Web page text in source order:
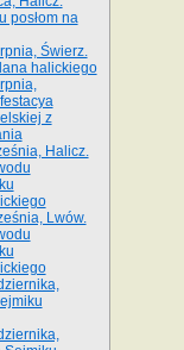
posłom na
Świerz.
halickiego
z
Halicz.
Lwów.